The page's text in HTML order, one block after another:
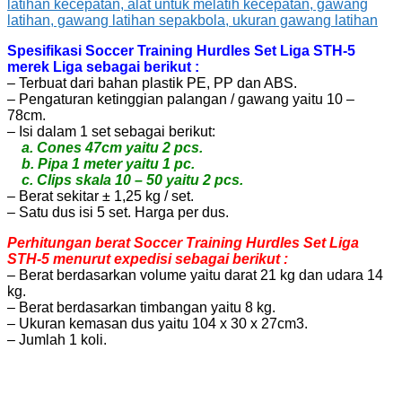
Spesifikasi Soccer Training Hurdles Set Liga STH-5
merek Liga sebagai berikut :
– Terbuat dari bahan plastik PE, PP dan ABS.
– Pengaturan ketinggian palangan / gawang yaitu 10 –
78cm.
– Isi dalam 1 set sebagai berikut:
a. Cones 47cm yaitu 2 pcs.
b. Pipa 1 meter yaitu 1 pc.
c. Clips skala 10 – 50 yaitu 2 pcs.
– Berat sekitar ± 1,25 kg / set.
– Satu dus isi 5 set. Harga per dus.
Perhitungan berat Soccer Training Hurdles Set Liga
STH-5 menurut expedisi sebagai berikut :
– Berat berdasarkan volume yaitu darat 21 kg dan udara 14
kg.
– Berat berdasarkan timbangan yaitu 8 kg.
– Ukuran kemasan dus yaitu 104 x 30 x 27cm3.
– Jumlah 1 koli.